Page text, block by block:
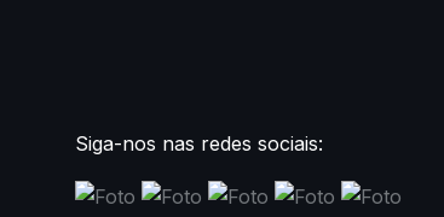
Siga-nos nas redes sociais: